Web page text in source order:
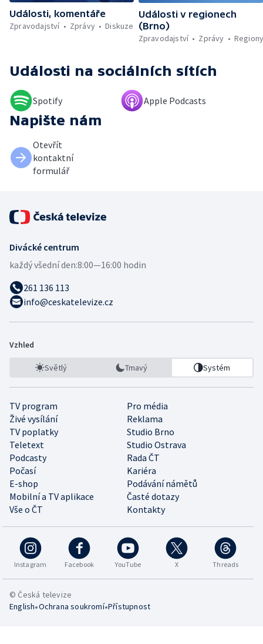
Události, komentáře
Zpravodajství
Zprávy Diskuze
Události v regionech
(Brno)
Zpravodajství
Zprávy
Události na sociálních sítích
Spotify Apple Podcasts
Napište nám
Otevřít
kontaktní
formulář
Divácké centrum
každý všední den:8:00—16:00 hodin
261 136 113
info@ceskatelevize.cz
Vzhled
Světlý Tmavý Systém
TV program
Pro média
Živé vysílání
Reklama
TV poplatky
Studio Brno
Teletext
Studio Ostrava
Podcasty
Rada ČT
Počasí
Kariéra
E-shop
Podávání námětů
Mobilní a TV aplikace
Časté dotazy
Vše o ČT
Kontakty
Instagram Facebook YouTube X Threads
© Česká televize
English•Ochrana soukromí•Přístupnost